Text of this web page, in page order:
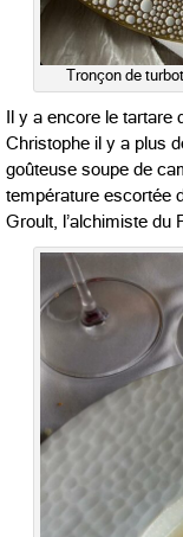
Tronçon de
Il y a encore le
Christophe il y a plus
goûteuse soupe de
température escortée
Groult, l’alchimiste du